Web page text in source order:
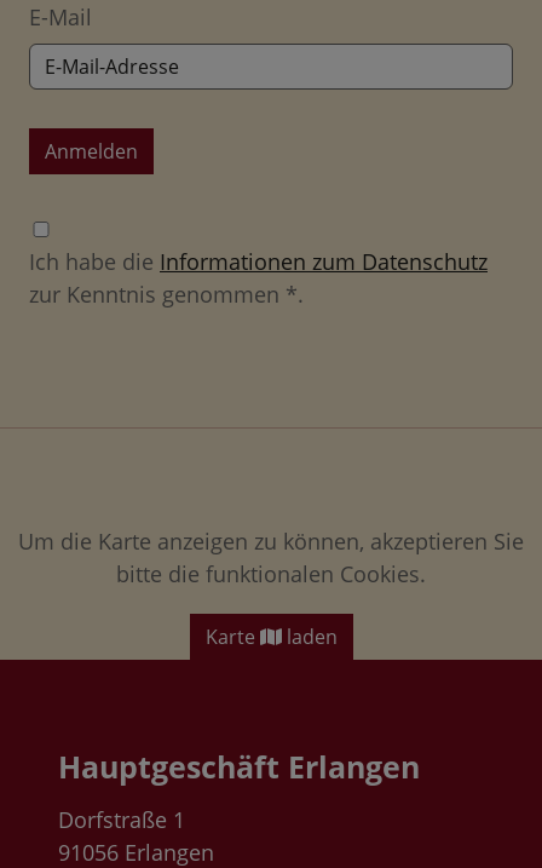
E-Mail
Ich habe die Informationen zum Datenschutz
zur Kenntnis genommen *.
Um die Karte anzeigen zu können, akzeptieren Sie
bitte die funktionalen Cookies.
Karte laden
Hauptgeschäft Erlangen
Dorfstraße 1
91056 Erlangen